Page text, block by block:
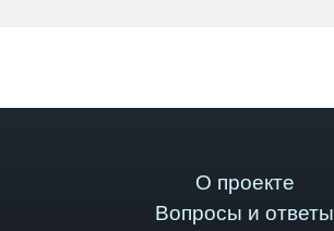
О проекте
Вопросы и ответы